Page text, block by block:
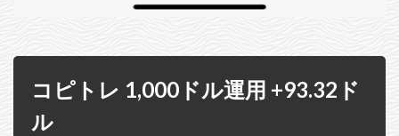
コピトレ 1,000ドル運用 +93.32ド
ル